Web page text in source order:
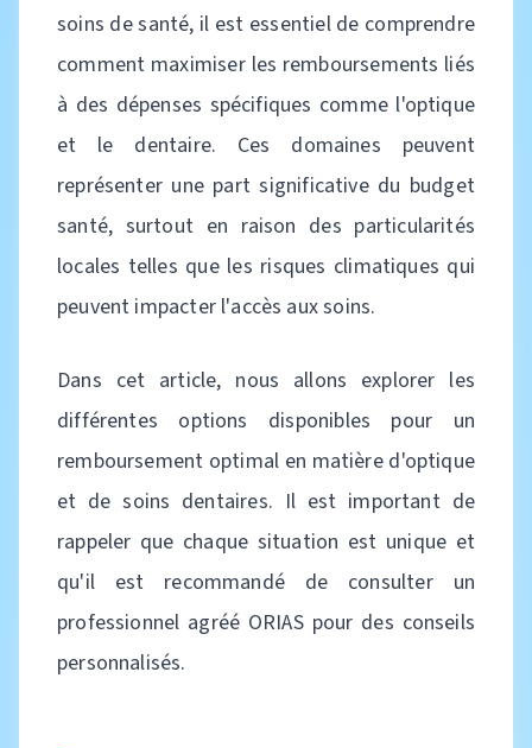
soins de santé, il est essentiel de comprendre
comment maximiser les remboursements liés
à des dépenses spécifiques comme l'optique
et le dentaire. Ces domaines peuvent
représenter une part significative du budget
santé, surtout en raison des particularités
locales telles que les risques climatiques qui
peuvent impacter l'accès aux soins.
Dans cet article, nous allons explorer les
différentes options disponibles pour un
remboursement optimal en matière d'optique
et de soins dentaires. Il est important de
rappeler que chaque situation est unique et
qu'il est recommandé de consulter un
professionnel agréé ORIAS pour des conseils
personnalisés.